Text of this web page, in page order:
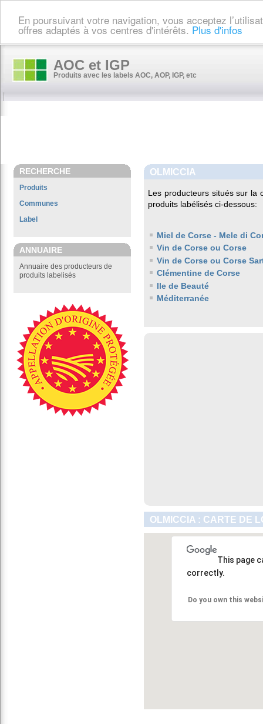
En poursuivant votre navigation, vous acceptez
offres adaptés à vos centres d'intérêts. Plus d'infos
AOC et IGP
Produits avec les labels AOC, AOP, IGP, etc
RECHERCHE
Produits
Communes
Label
ANNUAIRE
Annuaire des producteurs de
produits labelisés
OLMICCIA
Les producteurs situés sur la
produits labélisés ci-dessous:
Miel de Corse - Mele di
Vin de Corse ou Corse
Vin de Corse ou Corse
Clémentine de Corse
Ile de Beauté
Méditerranée
OLMICCIA : CARTE DE
This page
correctly.
Do you own this